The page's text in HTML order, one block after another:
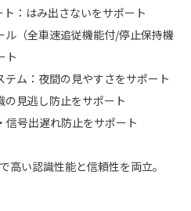
：はみ出さないをサポート
（全車速追従機能付/停止保持機
ト
ム：夜間の見やすさをサポート
見逃し防止をサポート
号出遅れ防止をサポート
高い認識性能と信頼性を両立。